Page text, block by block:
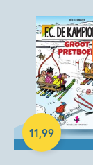
11,99
Paperback